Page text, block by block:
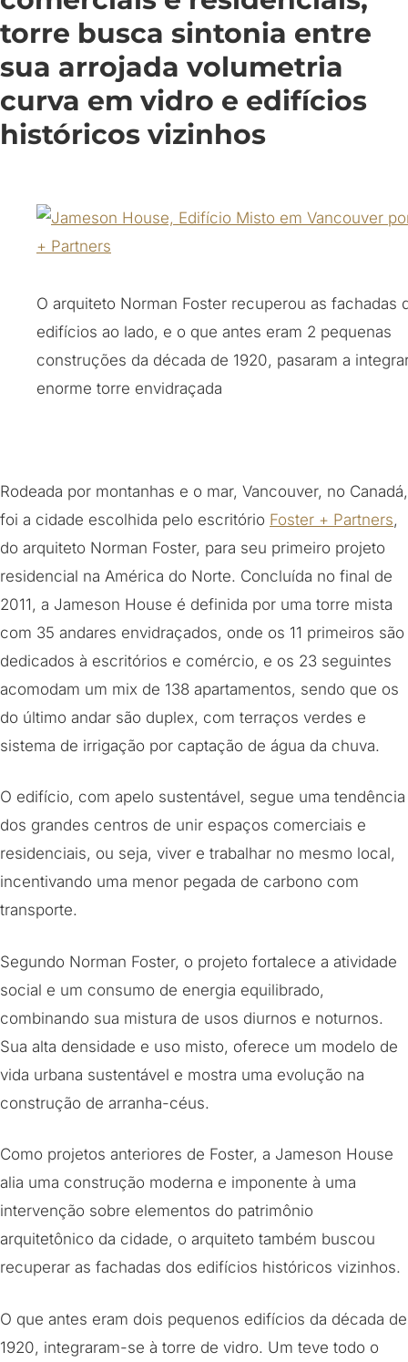
torre busca sintonia entre
sua arrojada volumetria
curva em vidro e edifícios
históricos vizinhos
O arquiteto Norman Foster recuperou as fachadas
edifícios ao lado, e o que antes eram 2 pequenas
construções da década de 1920, pasaram a
enorme torre envidraçada
Rodeada por montanhas e o mar, Vancouver, no Canadá,
foi a cidade escolhida pelo escritório Foster + Partners,
do arquiteto Norman Foster, para seu primeiro projeto
residencial na América do Norte. Concluída no final de
2011, a Jameson House é definida por uma torre mista
com 35 andares envidraçados, onde os 11 primeiros são
dedicados à escritórios e comércio, e os 23 seguintes
acomodam um mix de 138 apartamentos, sendo que os
do último andar são duplex, com terraços verdes e
sistema de irrigação por captação de água da chuva.
O edifício, com apelo sustentável, segue uma tendência
dos grandes centros de unir espaços comerciais e
residenciais, ou seja, viver e trabalhar no mesmo local,
incentivando uma menor pegada de carbono com
transporte.
Segundo Norman Foster, o projeto fortalece a atividade
social e um consumo de energia equilibrado,
combinando sua mistura de usos diurnos e noturnos.
Sua alta densidade e uso misto, oferece um modelo de
vida urbana sustentável e mostra uma evolução na
construção de arranha-céus.
Como projetos anteriores de Foster, a Jameson House
alia uma construção moderna e imponente à uma
intervenção sobre elementos do patrimônio
arquitetônico da cidade, o arquiteto também buscou
recuperar as fachadas dos edifícios históricos vizinhos.
O que antes eram dois pequenos edifícios da década de
1920, integraram-se à torre de vidro. Um teve todo o